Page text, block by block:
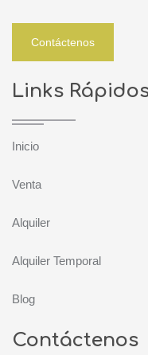
Contáctenos
Links
Inicio
Venta
Alquiler
Alquiler Temporal
Blog
Contáctenos